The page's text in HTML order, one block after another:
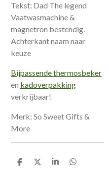
Tekst: Dad The legend
Vaatwasmachine &
magnetron bestendig.
Achterkant naam naar
keuze
Bijpassende thermosbeker
en kadoverpakking
verkrijbaar!
Merk: So Sweet Gifts &
More
D
D
S
D